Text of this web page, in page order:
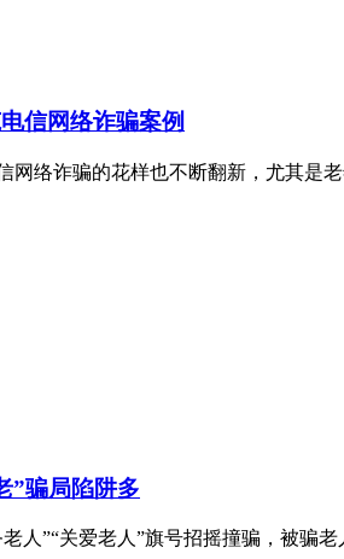
信网络诈骗案例
网络诈骗的花样也不断翻新，尤其是
”骗局陷阱多
人”“关爱老人”旗号招摇撞骗，被骗